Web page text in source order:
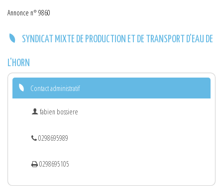
Annonce n° 9860
SYNDICAT MIXTE DE PRODUCTION ET DE TRANSPORT D'EAU DE
L'HORN
Contact administratif
fabien bossiere
0298695989
0298695105